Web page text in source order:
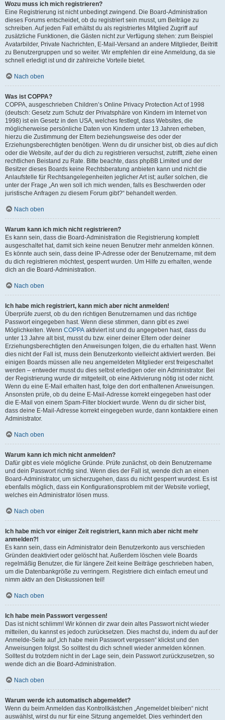
Wozu muss ich mich registrieren?
Eine Registrierung ist nicht unbedingt zwingend. Die Board-Administration
dieses Forums entscheidet, ob du registriert sein musst, um Beiträge zu
schreiben. Auf jeden Fall erhältst du als registriertes Mitglied Zugriff auf
zusätzliche Funktionen, die Gästen nicht zur Verfügung stehen: zum Beispiel
Avatarbilder, Private Nachrichten, E-Mail-Versand an andere Mitglieder, Beitritt
zu Benutzergruppen und so weiter. Wir empfehlen dir eine Anmeldung, da sie
schnell erledigt ist und dir zahlreiche Vorteile bietet.
Nach oben
Was ist COPPA?
COPPA, ausgeschrieben Children’s Online Privacy Protection Act of 1998
(deutsch: Gesetz zum Schutz der Privatsphäre von Kindern im Internet von
1998) ist ein Gesetz in den USA, welches festlegt, dass Websites, die
möglicherweise persönliche Daten von Kindern unter 13 Jahren erheben,
hierzu die Zustimmung der Eltern beziehungsweise des oder der
Erziehungsberechtigten benötigen. Wenn du dir unsicher bist, ob dies auf dich
oder die Website, auf der du dich zu registrieren versuchst, zutrifft, ziehe einen
rechtlichen Beistand zu Rate. Bitte beachte, dass phpBB Limited und der
Besitzer dieses Boards keine Rechtsberatung anbieten kann und nicht die
Anlaufstelle für Rechtsangelegenheiten jeglicher Art ist; außer solchen, die
unter der Frage „An wen soll ich mich wenden, falls es Beschwerden oder
juristische Anfragen zu diesem Forum gibt?“ behandelt werden.
Nach oben
Warum kann ich mich nicht registrieren?
Es kann sein, dass die Board-Administration die Registrierung komplett
ausgeschaltet hat, damit sich keine neuen Benutzer mehr anmelden können.
Es könnte auch sein, dass deine IP-Adresse oder der Benutzername, mit dem
du dich registrieren möchtest, gesperrt wurden. Um Hilfe zu erhalten, wende
dich an die Board-Administration.
Nach oben
Ich habe mich registriert, kann mich aber nicht anmelden!
Überprüfe zuerst, ob du den richtigen Benutzernamen und das richtige
Passwort eingegeben hast. Wenn diese stimmen, dann gibt es zwei
Möglichkeiten. Wenn COPPA aktiviert ist und du angegeben hast, dass du
unter 13 Jahre alt bist, musst du bzw. einer deiner Eltern oder deiner
Erziehungsberechtigten den Anweisungen folgen, die du erhalten hast. Wenn
dies nicht der Fall ist, muss dein Benutzerkonto vielleicht aktiviert werden. Bei
einigen Boards müssen alle neu angemeldeten Mitglieder erst freigeschaltet
werden – entweder musst du dies selbst erledigen oder ein Administrator. Bei
der Registrierung wurde dir mitgeteilt, ob eine Aktivierung nötig ist oder nicht.
Wenn du eine E-Mail erhalten hast, folge den dort enthaltenen Anweisungen.
Ansonsten prüfe, ob du deine E-Mail-Adresse korrekt eingegeben hast oder
die E-Mail von einem Spam-Filter blockiert wurde. Wenn du dir sicher bist,
dass deine E-Mail-Adresse korrekt eingegeben wurde, dann kontaktiere einen
Administrator.
Nach oben
Warum kann ich mich nicht anmelden?
Dafür gibt es viele mögliche Gründe. Prüfe zunächst, ob dein Benutzername
und dein Passwort richtig sind. Wenn dies der Fall ist, wende dich an einen
Board-Administrator, um sicherzugehen, dass du nicht gesperrt wurdest. Es ist
ebenfalls möglich, dass ein Konfigurationsproblem mit der Website vorliegt,
welches ein Administrator lösen muss.
Nach oben
Ich habe mich vor einiger Zeit registriert, kann mich aber nicht mehr
anmelden?!
Es kann sein, dass ein Administrator dein Benutzerkonto aus verschieden
Gründen deaktiviert oder gelöscht hat. Außerdem löschen viele Boards
regelmäßig Benutzer, die für längere Zeit keine Beiträge geschrieben haben,
um die Datenbankgröße zu verringern. Registriere dich einfach erneut und
nimm aktiv an den Diskussionen teil!
Nach oben
Ich habe mein Passwort vergessen!
Das ist nicht schlimm! Wir können dir zwar dein altes Passwort nicht wieder
mitteilen, du kannst es jedoch zurücksetzen. Dies machst du, indem du auf der
Anmelde-Seite auf „Ich habe mein Passwort vergessen“ klickst und den
Anweisungen folgst. So solltest du dich schnell wieder anmelden können.
Solltest du trotzdem nicht in der Lage sein, dein Passwort zurückzusetzen, so
wende dich an die Board-Administration.
Nach oben
Warum werde ich automatisch abgemeldet?
Wenn du beim Anmelden das Kontrollkästchen „Angemeldet bleiben“ nicht
auswählst, wirst du nur für eine Sitzung angemeldet. Dies verhindert den